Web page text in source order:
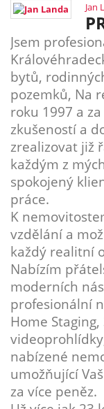
Jan
Jsem
bytů,
pozemků, Na
roku 1997 a
zkušeností a
zrealizovat již
každým z
spokojený
práce.
K
vzdělání a
každý realitní
Nabízím
moderních
profesionální
Home
nabízené
umožňující
za více peněz.